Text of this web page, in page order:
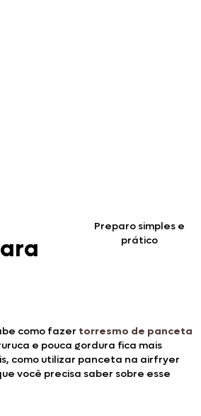
Preparo simples e
prático
como fazer torresmo de panceta
e pouca gordura fica mais
como utilizar panceta na airfryer
você precisa saber sobre esse